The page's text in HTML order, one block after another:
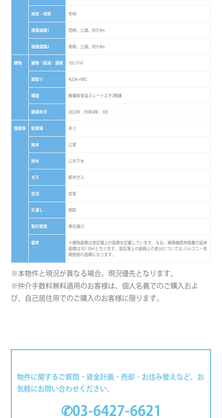
地目・地勢 宅地
接面道路1 西側、公道、約5.9ｍ
接面道路2 南側、公道、約5.9m
建物 建物（延床）面積 103.77㎡
間取り 4LDK+WIC
構造 軽量鉄骨造スレートぶき2階建
建築年月 2022年（令和4年）3月
施設等 駐車場 あり
給水 公営
排水 公共下水
ガス 都市ガス
状況 空室
引渡し 相談
取引態様 専任媒介
備考
※建物面積は登記簿上の面積を記載しています。なお、建築確認申請書の延床
面積は107.19㎡となります。登記簿上の面積との差分については バルコニー非
開放部の面積になります。
※本物件と現況が異なる場合、現況優先となります。
※仲介手数料無料適用のお客様は、個人名義でのご購入およ
び、自己居住用でのご購入のお客様に限ります。
物件に関するご質問・資金計画・売却・お住み替えなど、お
気軽にお問い合わせください。
✆03-6427-6621